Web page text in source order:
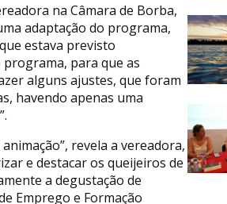
na Câmara de Borba,
adaptação do programa,
estava previsto
para que as
alguns ajustes, que foram
havendo apenas uma
revela a vereadora,
e destacar os queijeiros de
a degustação de
Emprego e Formação